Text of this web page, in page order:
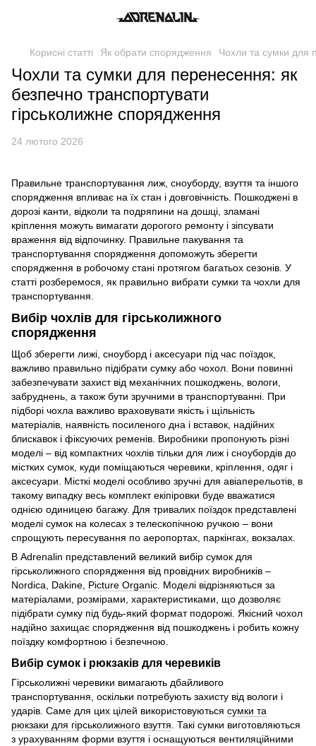
Корисні статті Як обрати спорядження Чохли та сумки для
Чохли та сумки для перенесення: як
безпечно транспортувати
гірськолижне спорядження
24 лютого 2026
Правильне транспортування лиж, сноуборду, взуття та іншого
спорядження впливає на їх стан і довговічність. Пошкоджені в
дорозі канти, відколи та подряпини на дошці, зламані
кріплення можуть вимагати дорогого ремонту і зіпсувати
враження від відпочинку. Правильне пакування та
транспортування спорядження допоможуть зберегти
спорядження в робочому стані протягом багатьох сезонів. У
статті розберемося, як правильно вибрати сумки та чохли для
транспортування.
Вибір чохлів для гірськолижного
спорядження
Щоб зберегти лижі, сноуборд і аксесуари під час поїздок,
важливо правильно підібрати сумку або чохол. Вони повинні
забезпечувати захист від механічних пошкоджень, вологи,
забруднень, а також бути зручними в транспортуванні. При
підборі чохла важливо враховувати якість і щільність
матеріалів, наявність посиленого дна і вставок, надійних
блискавок і фіксуючих ременів. Виробники пропонують різні
моделі – від компактних чохлів тільки для лиж і сноубордів до
містких сумок, куди поміщаються черевики, кріплення, одяг і
аксесуари. Місткі моделі особливо зручні для авіаперельотів, в
такому випадку весь комплект екіпіровки буде вважатися
однією одиницею багажу. Для тривалих поїздок представлені
моделі сумок на колесах з телескопічною ручкою – вони
спрощують пересування по аеропортах, паркінгах, вокзалах.
В Adrenalin представлений великий вибір сумок для
гірськолижного спорядження від провідних виробників –
Nordica, Dakine, Picture Organic . Моделі відрізняються за
матеріалами, розмірами, характеристиками, що дозволяє
підібрати сумку під будь-який формат подорожі. Якісний чохол
надійно захищає спорядження від пошкоджень і робить кожну
поїздку комфортною і безпечною.
Вибір сумок і рюкзаків для черевиків
Гірськолижні черевики вимагають дбайливого
транспортування, оскільки потребують захисту від вологи і
ударів. Саме для цих цілей використовуються сумки та
рюкзаки для гірськолижного взуття. Такі сумки виготовляються
з урахуванням форми взуття і оснащуються вентиляційними